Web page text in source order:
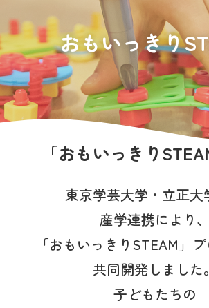
子育てひろばのご紹介
写真販売サービス
お仕事をお探しの方
よくあるご質問
保育園に関するお問い合わせ
プライバシーポリシー サイトの
ニチイ学館オフィ
おもいっきり
「おもいっきり
東京学芸大学・立正大
産学連携により、
「おもいっきりSTEAM」
共同開発しました。
子どもたちの